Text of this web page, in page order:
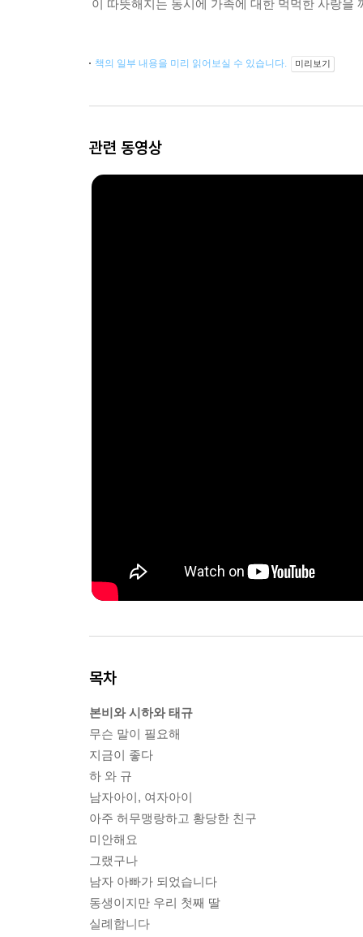
이 따뜻해지는 동시에 가족에 대한 먹먹한 사랑을
책의 일부 내용을 미리 읽어보실 수 있습니다. 미리보기
관련 동영상
목차
본비와 시하와 태규
무슨 말이 필요해
지금이 좋다
하 와 규
남자아이, 여자아이
아주 허무맹랑하고 황당한 친구
미안해요
그랬구나
남자 아빠가 되었습니다
동생이지만 우리 첫째 딸
실례합니다